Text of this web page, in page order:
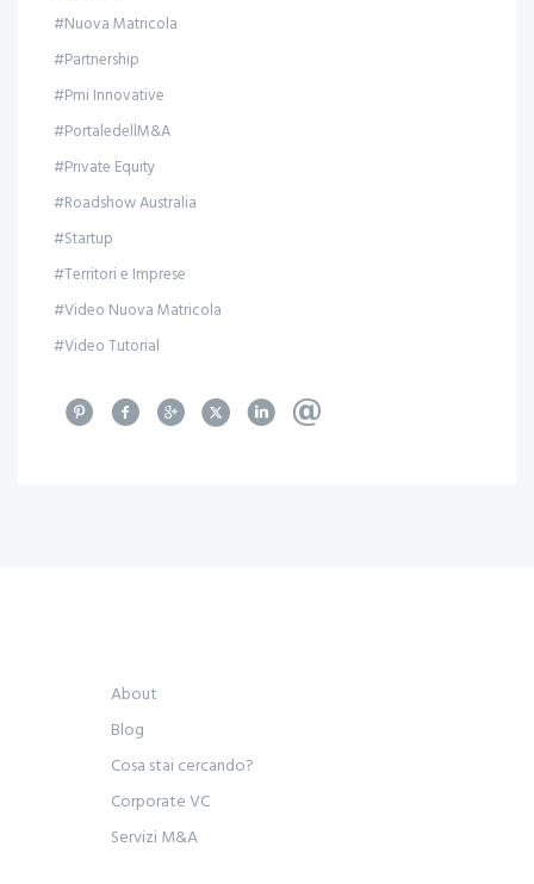
#Nuova Matricola
#Partnership
#Pmi Innovative
#PortaledellM&A
#Private Equity
#Roadshow Australia
#Startup
#Territori e Imprese
#Video Nuova Matricola
#Video Tutorial
About
Blog
Cosa stai cercando?
Corporate VC
Servizi M&A